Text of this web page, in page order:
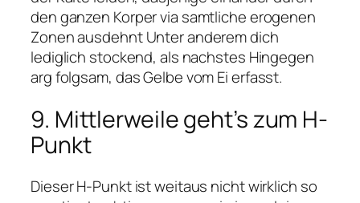
den ganzen Korper via samtliche erogenen
Zonen ausdehnt Unter anderem dich
lediglich stockend, als nachstes Hingegen
arg folgsam, das Gelbe vom Ei erfasst.
9. Mittlerweile geht’s zum H-
Punkt
Dieser H-Punkt ist weitaus nicht wirklich so